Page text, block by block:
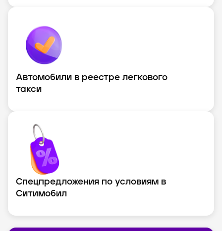
Автомобили в реестре легкового
такси
Спецпредложения по условиям в
Ситимобил